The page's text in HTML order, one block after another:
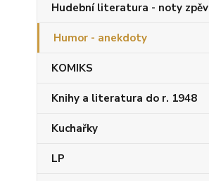
Hudební literatura - noty zpěv
Humor - anekdoty
KOMIKS
Knihy a literatura do r. 1948
Kuchařky
LP